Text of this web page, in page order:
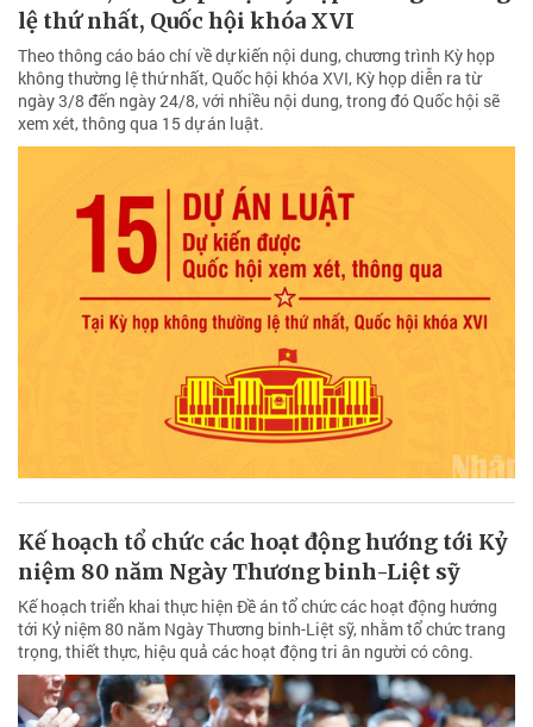
lệ thứ nhất, Quốc hội khóa XVI
Theo thông cáo báo chí về dự kiến nội dung, chương trình Kỳ họp
không thường lệ thứ nhất, Quốc hội khóa XVI, Kỳ họp diễn ra từ
ngày 3/8 đến ngày 24/8, với nhiều nội dung, trong đó Quốc hội sẽ
xem xét, thông qua 15 dự án luật.
Kế hoạch tổ chức các hoạt động hướng tới Kỷ
niệm 80 năm Ngày Thương binh-Liệt sỹ
Kế hoạch triển khai thực hiện Đề án tổ chức các hoạt động hướng
tới Kỷ niệm 80 năm Ngày Thương binh-Liệt sỹ, nhằm tổ chức trang
trọng, thiết thực, hiệu quả các hoạt động tri ân người có công.